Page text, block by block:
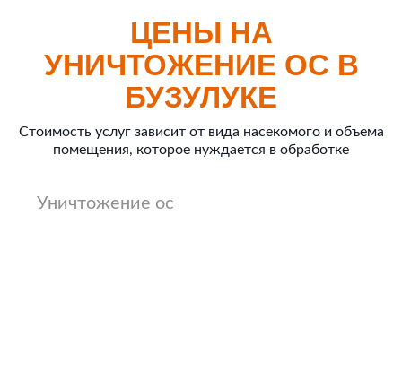
ЦЕНЫ НА
УНИЧТОЖЕНИЕ ОС В
БУЗУЛУКЕ
Стоимость услуг зависит от вида насекомого и объема
помещения, которое нуждается в обработке
Уничтожение ос